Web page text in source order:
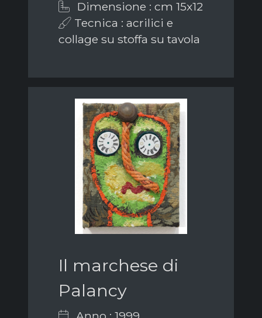
Dimensione : cm 15x12
Tecnica : acrilici e
collage su stoffa su tavola
Il marchese di
Palancy